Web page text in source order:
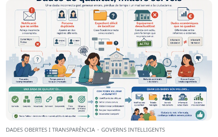
DADES OBERTES I TRANSPARÈNCIA · GOVERNS INTEL·LIGENTS